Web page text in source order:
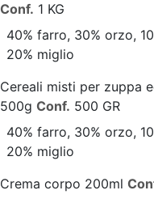
Conf. 1 KG
40% farro, 30% orzo,
20% miglio
Cereali misti per zuppa
500g Conf. 500 GR
40% farro, 30% orzo,
20% miglio
Crema corpo 200ml